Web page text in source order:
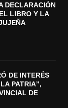
DECLARACIÓN
LIBRO Y LA
DE INTERÉS
PATRIA”,
DE